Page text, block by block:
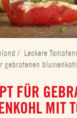
/ Leckere
gebratenen
FÜR
MIT